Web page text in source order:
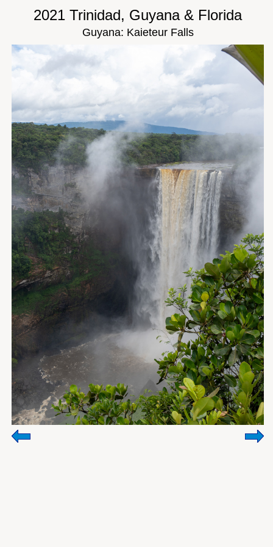
2021 Trinidad, Guyana & Florida
Guyana: Kaieteur Falls